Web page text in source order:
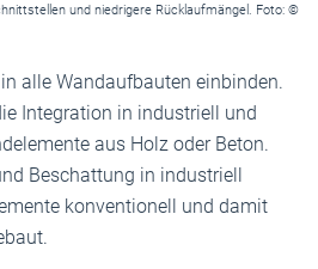
und niedrigere Rücklaufmängel. Foto: ©
alle Wandaufbauten einbinden.
Integration in industriell und
aus Holz oder Beton.
Beschattung in industriell
konventionell und damit